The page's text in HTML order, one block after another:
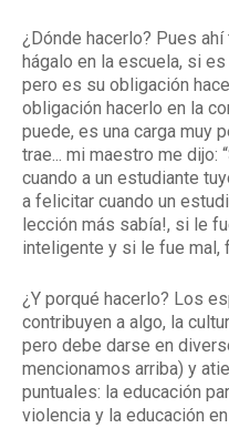
¿Dónde hacerlo? Pues
hágalo en la escuela, si
pero es su obligación
obligación hacerlo en la
puede, es una carga muy
trae... mi maestro me dijo:
cuando a un estudiante
a felicitar cuando un
lección más sabía!, si le
inteligente y si le fue mal,
¿Y porqué hacerlo? Los
contribuyen a algo, la
pero debe darse en
mencionamos arriba) y
puntuales: la educación
violencia y la educación